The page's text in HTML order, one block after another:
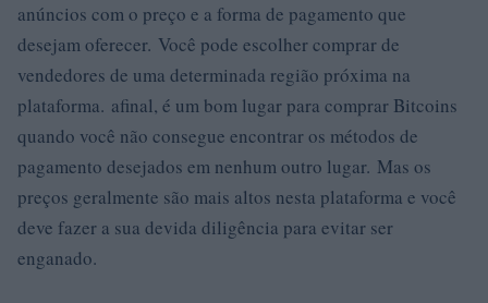
anúncios com o preço e a forma de pagamento que
desejam oferecer. Você pode escolher comprar de
vendedores de uma determinada região próxima na
plataforma. afinal, é um bom lugar para comprar Bitcoins
quando você não consegue encontrar os métodos de
pagamento desejados em nenhum outro lugar. Mas os
preços geralmente são mais altos nesta plataforma e você
deve fazer a sua devida diligência para evitar ser
enganado.